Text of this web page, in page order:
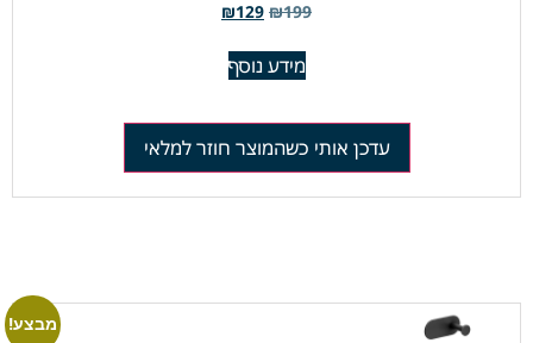
₪199
₪129
מידע נוסף
עדכן אותי כשהמוצר חוזר למלאי
מבצע!